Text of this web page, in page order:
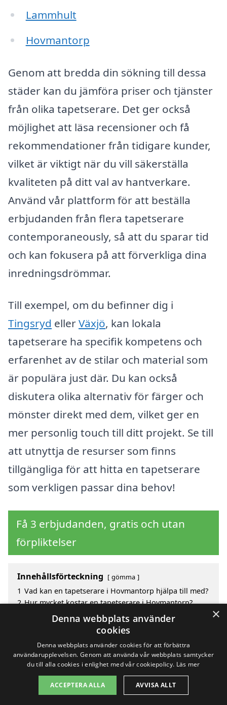
Lammhult
Hovmantorp
Genom att bredda din sökning till dessa
städer kan du jämföra priser och tjänster
från olika tapetserare. Det ger också
möjlighet att läsa recensioner och få
rekommendationer från tidigare kunder,
vilket är viktigt när du vill säkerställa
kvaliteten på ditt val av hantverkare.
Använd vår plattform för att beställa
erbjudanden från flera tapetserare
contemporaneously, så att du sparar tid
och kan fokusera på att förverkliga dina
inredningsdrömmar.
Till exempel, om du befinner dig i
Tingsryd ellerVäxjö, kan lokala
tapetserare ha specifik kompetens och
erfarenhet av de stilar och material som
är populära just där. Du kan också
diskutera olika alternativ för färger och
mönster direkt med dem, vilket ger en
mer personlig touch till ditt projekt. Se till
att utnyttja de resurser som finns
tillgängliga för att hitta en tapetserare
som verkligen passar dina behov!
Få 3 erbjudanden, gratis och utan
förpliktelser
Innehållsförteckning gömma
1 Vad kan en tapetserare i Hovmantorp hjälpa till med?
2 Hur mycket kostar en tapetserare i Hovmantorp?
Fördelar med att välja tapetserare i Hovmantorp
Sök efter en skicklig tapetserare i Hovmantorp och
Copyright 2026 - Pilanto Aps
Om / kontakt Blogg Webbplatskarta Villkor
×
Denna webbplats använder
cookies
Denna webbplats använder cookies för att förbättra
användarupplevelsen. Genom att använda vår webbplats samtycker
du till alla cookies i enlighet med vår cookiepolicy. Läs mer
ACCEPTERA ALLA AVVISA ALLT